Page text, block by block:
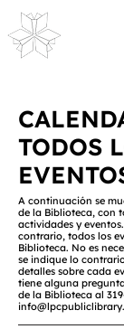
TODOS
A continuación se
de la Biblioteca, con
actividades y
contrario, todos los
Biblioteca. No es
se indique lo
detalles sobre cada
tiene alguna
de la Biblioteca al